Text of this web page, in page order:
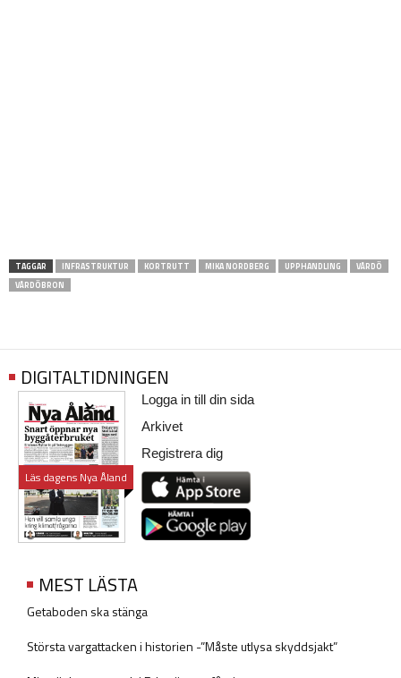
TAGGAR INFRASTRUKTUR KORTRUTT MIKA NORDBERG UPPHANDLING
VÅRDÖ
VÅRDÖBRON
DIGITALTIDNINGEN
Läs dagens Nya Åland
Logga in till din sida
Arkivet
Registrera dig
MEST LÄSTA
Getaboden ska stänga
Största vargattacken i historien -”Måste utlysa skyddsjakt”